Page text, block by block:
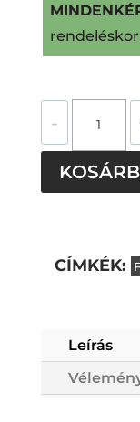
-
kitűző,
CÍMKÉK:
Leírás